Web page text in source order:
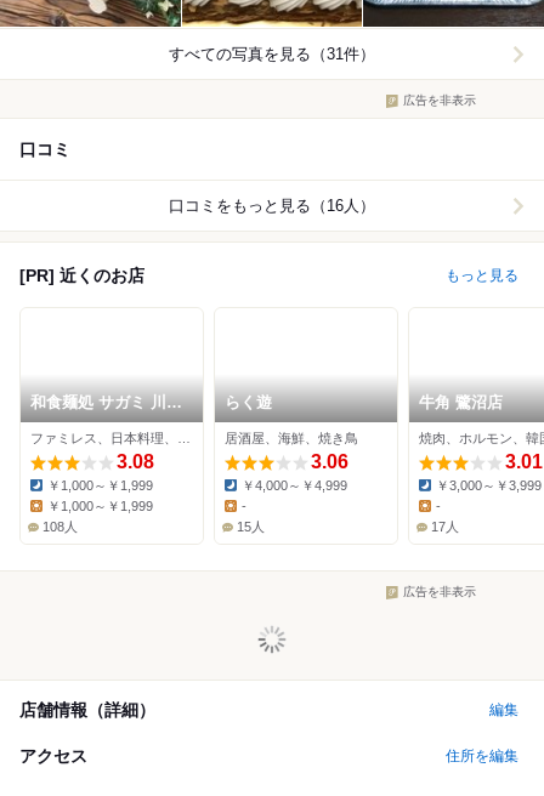
すべての写真を見る（31件）
広告を非表示
口コミ
口コミをもっと見る（16人）
[PR] 近くのお店 もっと見る
和食麺処 サガミ 川崎
宮前店
3.08
Dinner:
￥1,000～￥1,999
￥1,000～￥1,999
108人
らく遊
居酒屋、海鮮、焼き鳥
3.06
Dinner:
￥4,000～￥4,999
Lunch:
-
15人
牛角 鷺沼店
焼肉、ホルモン、韓
3.01
Dinner:
￥3,000～￥3,999
Lunch:
-
17人
広告を非表示
店舗情報（詳細） 編集
アクセス 住所を編集